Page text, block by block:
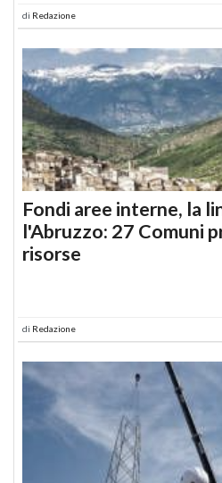
di Redazione
Fondi aree interne, la
l'Abruzzo: 27 Comuni
risorse
di Redazione